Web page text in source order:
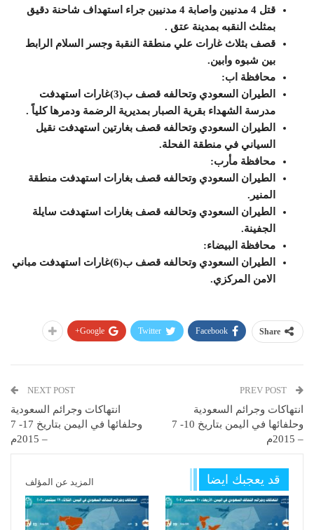
قتل 4 مدنيين واصابة 4 مدنيين جراء استهداف شاحنة دقيق
بمثلث النقبه بمدينة عتق .
قصف بثلاث غارات علي منطقة النقبة وجسر السلام الرابط
بين شبوه وابين.
محافظة اب:
الطيران السعودي وتحالفه قصف ب(3)غارات استهدفت
مدرسة الشهداء بقرية الصبار بمديرية الرضمة ودمرها كلياً .
الطيران السعودي وتحالفه قصف بغارتين استهدفت نقيل
السياني في منطقة الفحلة.
محافظة مأرب:
الطيران السعودي وتحالفه قصف بغارات استهدفت منطقة
المنير.
الطيران السعودي وتحالفه قصف بغارات استهدفت سايلة
الجفينة.
محافظة البيضاء:
الطيران السعودي وتحالفه قصف ب(6)غارات استهدفت مباني
الامن المركزي.
Share
Facebook
Twitter
Google+
انتهاكات وجرائم السعودية
وحلفائها في اليمن بتاريخ 10- 7
– 2015م
NEXT POST
انتهاكات وجرائم السعودية
وحلفائها في اليمن بتاريخ 17- 7
– 2015م
قد يعجبك ايضا المزيد عن المؤلف